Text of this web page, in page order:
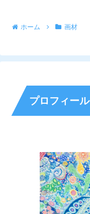
ホーム 画材
プロフィール